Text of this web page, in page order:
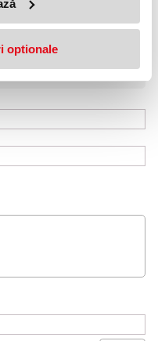
optionale
24/PAG 64 X 34
acest produs!
si nu va fi afisata pe site.